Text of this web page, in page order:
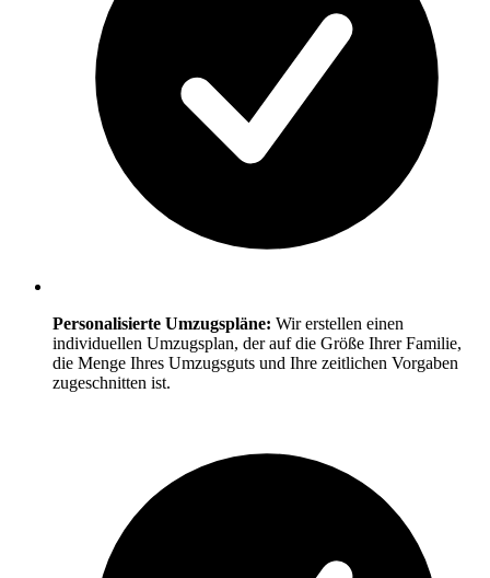
Personalisierte Umzugspläne: Wir erstellen einen
individuellen Umzugsplan, der auf die Größe Ihrer Familie,
die Menge Ihres Umzugsguts und Ihre zeitlichen Vorgaben
zugeschnitten ist.